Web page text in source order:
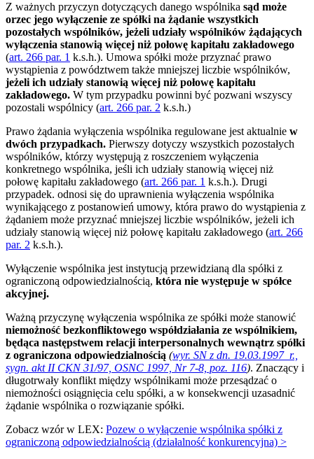
Z ważnych przyczyn dotyczących danego wspólnika sąd może
orzec jego wyłączenie ze spółki na żądanie wszystkich
pozostałych wspólników, jeżeli udziały wspólników żądających
wyłączenia stanowią więcej niż połowę kapitału zakładowego
(art. 266 par. 1 k.s.h.). Umowa spółki może przyznać prawo
wystąpienia z powództwem także mniejszej liczbie wspólników,
jeżeli ich udziały stanowią więcej niż połowę kapitału
zakładowego. W tym przypadku powinni być pozwani wszyscy
pozostali wspólnicy (art. 266 par. 2 k.s.h.)
Prawo żądania wyłączenia wspólnika regulowane jest aktualnie w
dwóch przypadkach. Pierwszy dotyczy wszystkich pozostałych
wspólników, którzy występują z roszczeniem wyłączenia
konkretnego wspólnika, jeśli ich udziały stanowią więcej niż
połowę kapitału zakładowego (art. 266 par. 1 k.s.h.). Drugi
przypadek. odnosi się do uprawnienia wyłączenia wspólnika
wynikającego z postanowień umowy, która prawo do wystąpienia z
żądaniem może przyznać mniejszej liczbie wspólników, jeżeli ich
udziały stanowią więcej niż połowę kapitału zakładowego (art. 266
par. 2 k.s.h.).
Wyłączenie wspólnika jest instytucją przewidzianą dla spółki z
ograniczoną odpowiedzialnością, która nie występuje w spółce
akcyjnej.
Ważną przyczynę wyłączenia wspólnika ze spółki może stanowić
niemożność bezkonfliktowego współdziałania ze wspólnikiem,
będąca następstwem relacji interpersonalnych wewnątrz spółki
z ograniczona odpowiedzialnością (wyr. SN z dn. 19.03.1997 r.,
sygn. akt II CKN 31/97, OSNC 1997, Nr 7-8, poz. 116). Znaczący i
długotrwały konflikt między wspólnikami może przesądzać o
niemożności osiągnięcia celu spółki, a w konsekwencji uzasadnić
żądanie wspólnika o rozwiązanie spółki.
Zobacz wzór w LEX: Pozew o wyłączenie wspólnika spółki z
ograniczoną odpowiedzialnością (działalność konkurencyjna) >